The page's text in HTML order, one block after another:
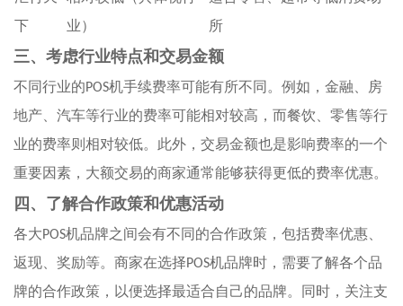
下
业）
所
三、考虑行业特点和交易金额
不同行业的POS机手续费率可能有所不同。例如，金融、房
地产、汽车等行业的费率可能相对较高，而餐饮、零售等行
业的费率则相对较低。此外，交易金额也是影响费率的一个
重要因素，大额交易的商家通常能够获得更低的费率优惠。
四、了解合作政策和优惠活动
各大POS机品牌之间会有不同的合作政策，包括费率优惠、
返现、奖励等。商家在选择POS机品牌时，需要了解各个品
牌的合作政策，以便选择最适合自己的品牌。同时，关注支